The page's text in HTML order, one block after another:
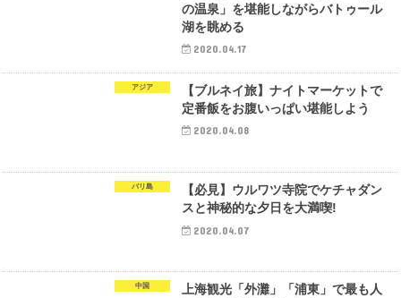
の温泉」を堪能しながらバトゥール
湖を眺める
2020.04.17
アジア
【ブルネイ旅】ナイトマーケットで
定番飯をお腹いっぱい堪能しよう
2020.04.08
バリ島
【必見】ウルワツ寺院でケチャダン
スと神秘的な夕日を大満喫!
2020.04.07
中国
上海観光「外灘」「浦東」で最も人